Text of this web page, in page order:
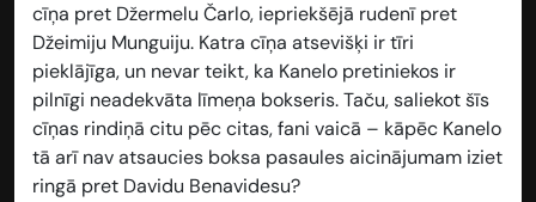
cīņa pret Džermelu Čarlo, iepriekšējā rudenī pret
Džeimiju Munguiju. Katra cīņa atsevišķi ir tīri
pieklājīga, un nevar teikt, ka Kanelo pretiniekos ir
pilnīgi neadekvāta līmeņa bokseris. Taču, saliekot šīs
cīņas rindiņā citu pēc citas, fani vaicā – kāpēc Kanelo
tā arī nav atsaucies boksa pasaules aicinājumam iziet
ringā pret Davidu Benavidesu?